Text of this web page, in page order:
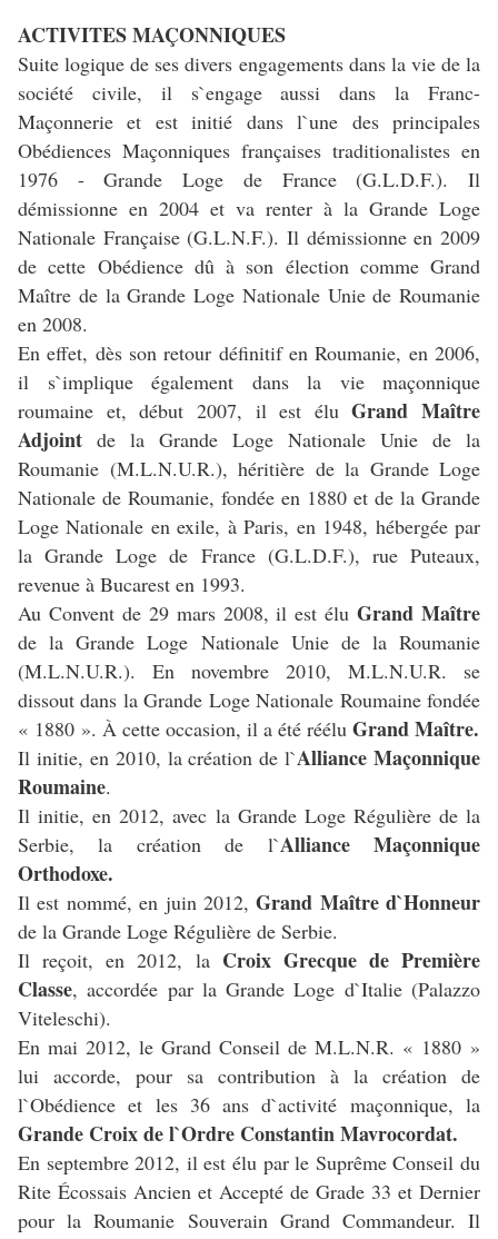
ACTIVITES MAÇONNIQUES
Suite logique de ses divers engagements dans la vie de la
société civile, il s`engage aussi dans la Franc-
Maçonnerie et est initié dans l`une des principales
Obédiences Maçonniques françaises traditionalistes en
1976 - Grande Loge de France (G.L.D.F.). Il
démissionne en 2004 et va renter à la Grande Loge
Nationale Française (G.L.N.F.). Il démissionne en 2009
de cette Obédience dû à son élection comme Grand
Maître de la Grande Loge Nationale Unie de Roumanie
en 2008.
En effet, dès son retour définitif en Roumanie, en 2006,
il s`implique également dans la vie maçonnique
roumaine et, début 2007, il est éluGrand Maître
Adjoint de la Grande Loge Nationale Unie de la
Roumanie (M.L.N.U.R.), héritière de la Grande Loge
Nationale de Roumanie, fondée en 1880 et de la Grande
Loge Nationale en exile, à Paris, en 1948, hébergée par
la Grande Loge de France (G.L.D.F.), rue Puteaux,
revenue à Bucarest en 1993.
Au Convent de 29 mars 2008, il est éluGrand Maître
de la Grande Loge Nationale Unie de la Roumanie
(M.L.N.U.R.). En novembre 2010, M.L.N.U.R. se
dissout dans la Grande Loge Nationale Roumaine fondée
« 1880 ». À cette occasion, il a été réélu Grand Maître.
Il initie, en 2010, la création de l`Alliance Maçonnique
Roumaine.
Il initie, en 2012, avec la Grande Loge Régulière de la
Serbie, la création de l`Alliance Maçonnique
Orthodoxe.
Il est nommé, en juin 2012,Grand Maître d`Honneur
de la Grande Loge Régulière de Serbie.
Il reçoit, en 2012, la Croix Grecque de Première
Classe, accordée par la Grande Loge d`Italie (Palazzo
Viteleschi).
En mai 2012, le Grand Conseil de M.L.N.R. « 1880 »
lui accorde, pour sa contribution à la création de
l`Obédience et les 36 ans d`activité maçonnique, la
Grande Croix de l`Ordre Constantin Mavrocordat.
En septembre 2012, il est élu par le Suprême Conseil du
Rite Écossais Ancien et Accepté de Grade 33 et Dernier
pour la Roumanie Souverain Grand Commandeur. Il